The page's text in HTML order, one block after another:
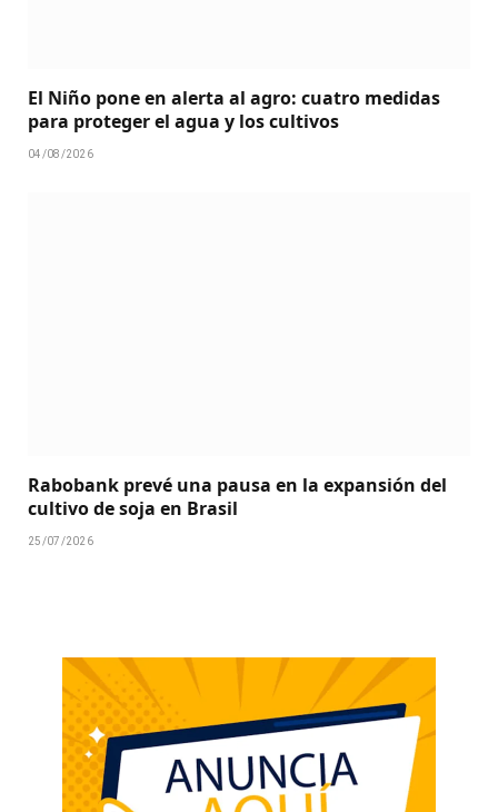
El Niño pone en alerta al agro: cuatro medidas
para proteger el agua y los cultivos
04/08/2026
Rabobank prevé una pausa en la expansión del
cultivo de soja en Brasil
25/07/2026